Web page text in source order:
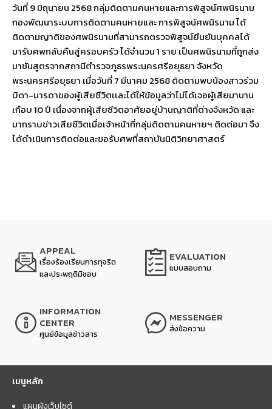
วันที่ 9 มิถุนายน 2568 กลุ่มติดตามคนหายและการพิสูจน์ศพนิรนาม
กองพัฒนาระบบการติดตามคนหายและ การพิสูจน์ศพนิรนาม ได้
ติดตามญาติของศพนิรนามที่สามารถตรวจพิสูจน์ยืนยันบุคคลได้
มารับศพกลับคืนสู่ครอบครัว ได้จำนวน 1 ราย เป็นศพนิรนามที่ถูกส่ง
มาชันสูตรจากสถานีตำรวจภูธรพระนครศรีอยุธยา จังหวัด
พระนครศรีอยุธยา เมื่อวันที่ 7 มีนาคม 2568 ติดตามพบน้องสาวร่วม
บิดา-มารดาของผู้เสียชีวิตเเละได้ให้ข้อมูลว่าไม่ได้เจอผู้เสียมานาน
เกือบ 10 ปี เนื่องจากผู้เสียชีวิตอาศัยอยู่บ้านญาติที่ต่างจังหวัด และ
มาทราบข่าวเสียชีวิตเมื่อเจ้าหน้าที่กลุ่มติดตามคนหายฯ ติดต่อมา จึง
ได้ดำเนินการติดต่อและขอรับศพที่สถาบันนิติวิทยาศาสตร์
APPEAL
เรื่องร้องเรียนการทุจริต
และประพฤติมิชอบ
EVALUATION
แบบสอบถาม
INFORMATION
CENTER
ศูนย์ข้อมูลข่าวสาร
MESSENGER
ส่งข้อความ
เมนูหลัก
แผนผังเว็บไซต์